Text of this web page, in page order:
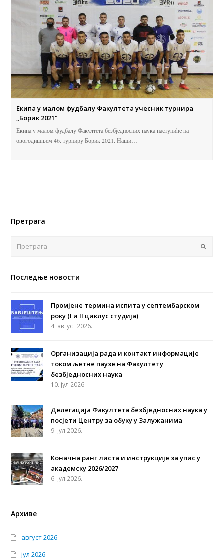
Екипа у малом фудбалу Факултета учесник турнира
„Борик 2021“
Екипа у малом фудбалу Факултета безбједносних наука наступиће на
овогодишњем 46. турниру Борик 2021. Наши…
Претрага
Последње новости
Промјене термина испита у септембарском
року (I и II циклус студија)
4. август 2026.
Организација рада и контакт информације
током љетне паузе на Факултету
безбједносних наука
10. јул 2026.
Делегација Факултета безбједносних наука у
посјети Центру за обуку у Залужанима
9. јул 2026.
Коначна ранг листа и инструкције за упис у
академску 2026/2027
6. јул 2026.
Архиве
август 2026
јул 2026